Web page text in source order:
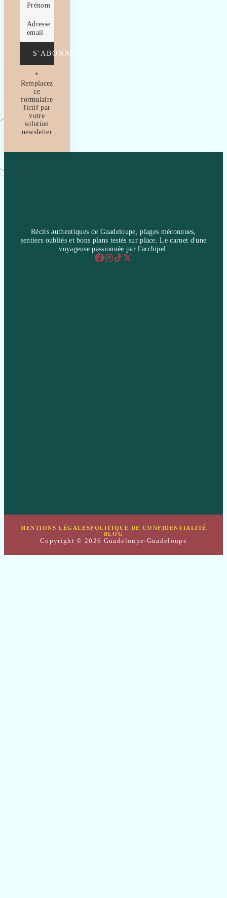
Prénom
Adresse
email
S'ABONNER
*
Remplacez
ce
formulaire
fictif par
votre
solution
newsletter
Récits authentiques de Guadeloupe, plages méconnues,
sentiers oubliés et bons plans testés sur place. Le carnet d'une
voyageuse passionnée par l'archipel.
MENTIONS LÉGALESPOLITIQUE DE CONFIDENTIALITÉ
BLOG
Copyright © 2026 Guadeloupe-Guadeloupe